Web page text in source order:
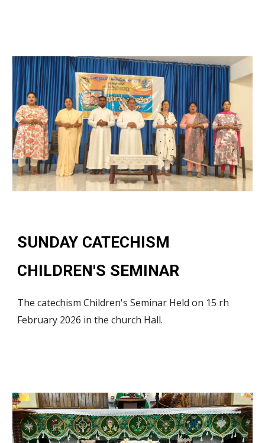
SUNDAY CATECHISM
CHILDREN'S SEMINAR
The catechism Children's Seminar Held on 15 rh
February 2026 in the church Hall.